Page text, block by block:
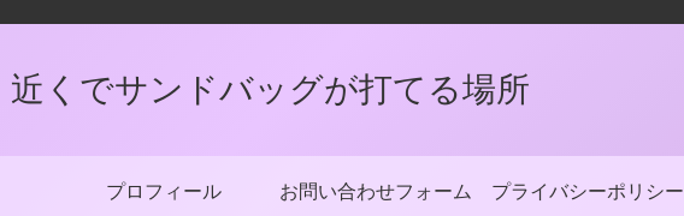
近くでサンドバッグが打てる場所
プロフィール お問い合わせフォーム プライバシーポリシー